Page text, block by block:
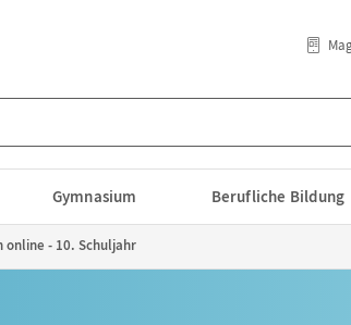
Gymnasium Berufliche Bildung
online - 10. Schuljahr